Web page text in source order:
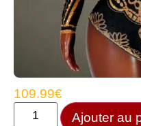
109.99€
Ajouter au